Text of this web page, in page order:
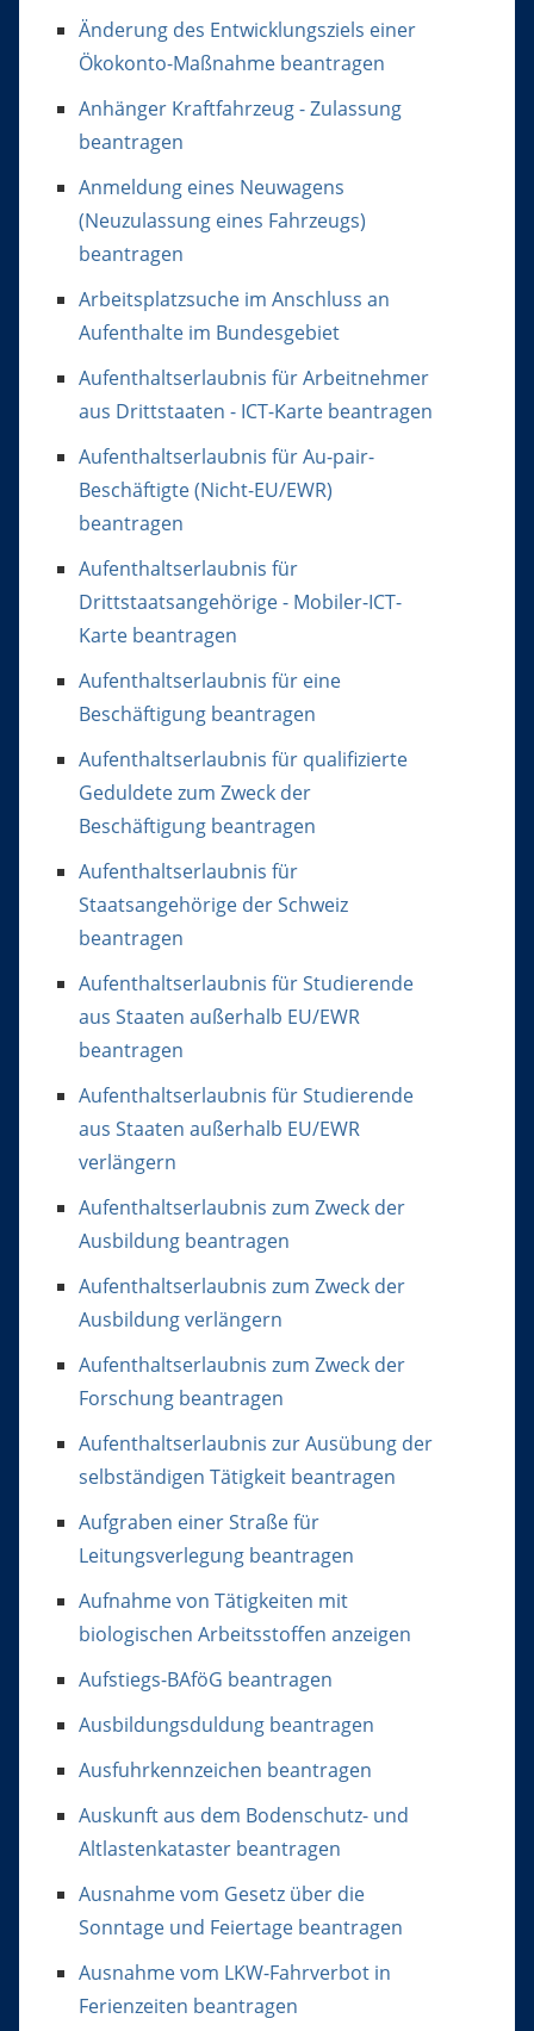
Änderung des Entwicklungsziels einer
Ökokonto-Maßnahme beantragen
Anhänger Kraftfahrzeug - Zulassung
beantragen
Anmeldung eines Neuwagens
(Neuzulassung eines Fahrzeugs)
beantragen
Arbeitsplatzsuche im Anschluss an
Aufenthalte im Bundesgebiet
Aufenthaltserlaubnis für Arbeitnehmer
aus Drittstaaten - ICT-Karte beantragen
Aufenthaltserlaubnis für Au-pair-
Beschäftigte (Nicht-EU/EWR)
beantragen
Aufenthaltserlaubnis für
Drittstaatsangehörige - Mobiler-ICT-
Karte beantragen
Aufenthaltserlaubnis für eine
Beschäftigung beantragen
Aufenthaltserlaubnis für qualifizierte
Geduldete zum Zweck der
Beschäftigung beantragen
Aufenthaltserlaubnis für
Staatsangehörige der Schweiz
beantragen
Aufenthaltserlaubnis für Studierende
aus Staaten außerhalb EU/EWR
beantragen
Aufenthaltserlaubnis für Studierende
aus Staaten außerhalb EU/EWR
verlängern
Aufenthaltserlaubnis zum Zweck der
Ausbildung beantragen
Aufenthaltserlaubnis zum Zweck der
Ausbildung verlängern
Aufenthaltserlaubnis zum Zweck der
Forschung beantragen
Aufenthaltserlaubnis zur Ausübung der
selbständigen Tätigkeit beantragen
Aufgraben einer Straße für
Leitungsverlegung beantragen
Aufnahme von Tätigkeiten mit
biologischen Arbeitsstoffen anzeigen
Aufstiegs-BAföG beantragen
Ausbildungsduldung beantragen
Ausfuhrkennzeichen beantragen
Auskunft aus dem Bodenschutz- und
Altlastenkataster beantragen
Ausnahme vom Gesetz über die
Sonntage und Feiertage beantragen
Ausnahme vom LKW-Fahrverbot in
Ferienzeiten beantragen